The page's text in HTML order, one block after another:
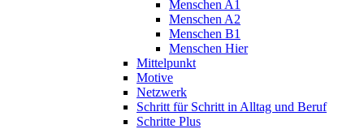
Menschen A1
Menschen A2
Menschen B1
Menschen Hier
Mittelpunkt
Motive
Netzwerk
Schritt für Schritt in Alltag und Beruf
Schritte Plus